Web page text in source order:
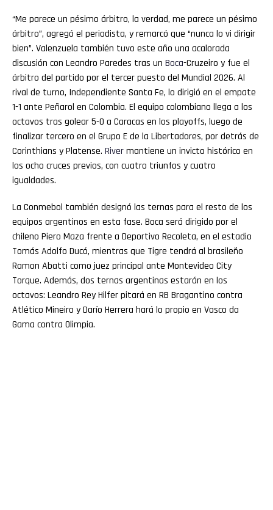
“Me parece un pésimo árbitro, la verdad, me parece un pésimo
árbitro”, agregó el periodista, y remarcó que “nunca lo vi dirigir
bien”. Valenzuela también tuvo este año una acalorada
discusión con Leandro Paredes tras un Boca-Cruzeiro y fue el
árbitro del partido por el tercer puesto del Mundial 2026. Al
rival de turno, Independiente Santa Fe, lo dirigió en el empate
1-1 ante Peñarol en Colombia. El equipo colombiano llega a los
octavos tras golear 5-0 a Caracas en los playoffs, luego de
finalizar tercero en el Grupo E de la Libertadores, por detrás de
Corinthians y Platense. Rivermantiene un invicto histórico en
los ocho cruces previos, con cuatro triunfos y cuatro
igualdades.
La Conmebol también designó las ternas para el resto de los
equipos argentinos en esta fase. Boca será dirigido por el
chileno Piero Maza frente a Deportivo Recoleta, en el estadio
Tomás Adolfo Ducó, mientras que Tigre tendrá al brasileño
Ramon Abatti como juez principal ante Montevideo City
Torque. Además, dos ternas argentinas estarán en los
octavos: Leandro Rey Hilfer pitará en RB Bragantino contra
Atlético Mineiro y Darío Herrera hará lo propio en Vasco da
Gama contra Olimpia.